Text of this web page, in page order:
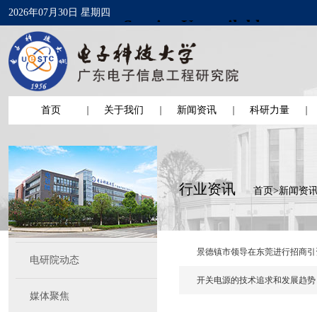
2026年07月30日 星期四
首页 关于我们 新闻资讯 科研力量
电研院动态
媒体聚焦
行业资讯 首页>新闻资
景德镇市领导在东莞进行招商
开关电源的技术追求和发展趋势